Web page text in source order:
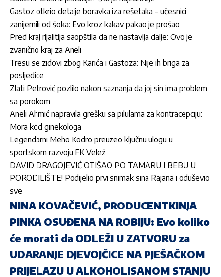
Gastoz otkrio detalje boravka iza rešetaka – učesnici
zanijemili od šoka: Evo kroz kakav pakao je prošao
Pred kraj rijalitija saopštila da ne nastavlja dalje: Ovo je
zvanično kraj za Aneli
Tresu se zidovi zbog Karića i Gastoza: Nije ih briga za
posljedice
Zlati Petrović pozlilo nakon saznanja da joj sin ima problem
sa porokom
Aneli Ahmić napravila grešku sa pilulama za kontracepciju:
Mora kod ginekologa
Legendarni Meho Kodro preuzeo ključnu ulogu u
sportskom razvoju FK Velež
DAVID DRAGOJEVIĆ OTIŠAO PO TAMARU I BEBU U
PORODILIŠTE! Podijelio prvi snimak sina Rajana i oduševio
sve
NINA KOVAČEVIĆ, PRODUCENTKINJA
PINKA OSUĐENA NA ROBIJU: Evo koliko
će morati da ODLEŽI U ZATVORU za
UDARANJE DJEVOJČICE NA PJEŠAČKOM
PRIJELAZU U ALKOHOLISANOM STANJU